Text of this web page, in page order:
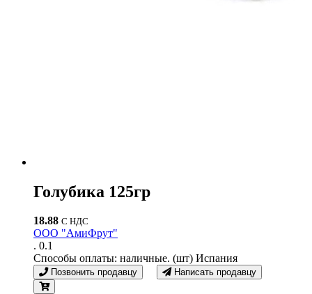
Голубика 125гр
18.88 С НДС
ООО "АмиФрут"
. 0.1
Способы оплаты: наличные. (шт) Испания
Позвонить продавцу Написать продавцу